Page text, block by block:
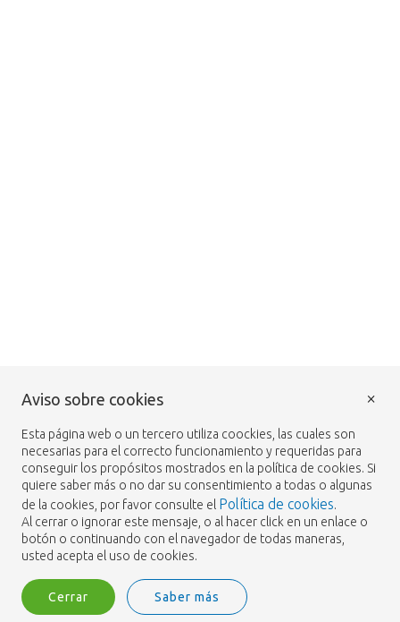
Aviso sobre cookies
Esta página web o un tercero utiliza coockies, las cuales son
necesarias para el correcto funcionamiento y requeridas para
conseguir los propósitos mostrados en la política de cookies. Si
quiere saber más o no dar su consentimiento a todas o algunas
de la cookies, por favor consulte el Política de cookies.
Al cerrar o ignorar este mensaje, o al hacer click en un enlace o
botón o continuando con el navegador de todas maneras,
usted acepta el uso de cookies.
Cerrar Saber más
×